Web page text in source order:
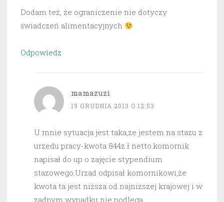
Dodam też, że ograniczenie nie dotyczy
świadczeń alimentacyjnych
Odpowiedz
mamazuzi
19 GRUDNIA 2013 O 12:53
U mnie sytuacja jest taka,ze jestem na stazu z
urzedu pracy-kwota 844z ł netto.komornik
napisał do up o zajęcie stypendium
stazowego.Urzad odpisał komornikowi,że
kwota ta jest niższa od najnizszej krajowej i w
zadnym wypadku nie podlega